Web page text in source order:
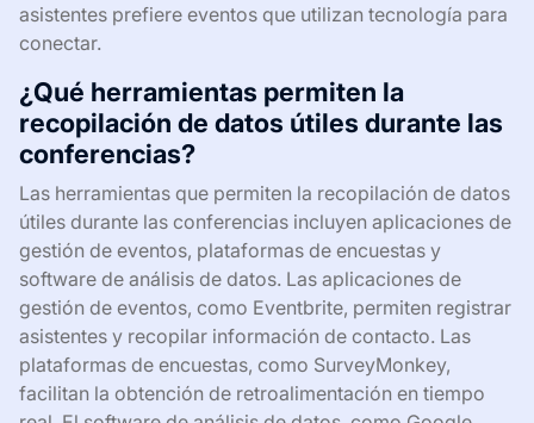
asistentes prefiere eventos que utilizan tecnología para
conectar.
¿Qué herramientas permiten la
recopilación de datos útiles durante las
conferencias?
Las herramientas que permiten la recopilación de datos
útiles durante las conferencias incluyen aplicaciones de
gestión de eventos, plataformas de encuestas y
software de análisis de datos. Las aplicaciones de
gestión de eventos, como Eventbrite, permiten registrar
asistentes y recopilar información de contacto. Las
plataformas de encuestas, como SurveyMonkey,
facilitan la obtención de retroalimentación en tiempo